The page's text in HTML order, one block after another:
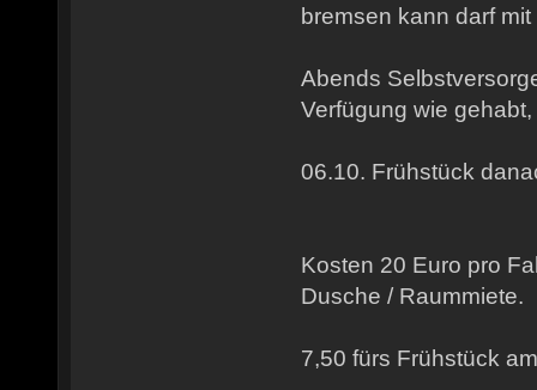
bremsen kann darf
Abends
Verfügung wie
06.10. Frühstück
Kosten 20 Euro pro
Dusche / Raummiete.
7,50 fürs Frühstück